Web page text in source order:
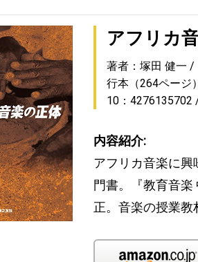
アフリカ
著者：塚田 健一
行本（264ページ
10：4276135702
内容紹介:
アフリカ音楽に
門書。『教育音
正。音楽の授業